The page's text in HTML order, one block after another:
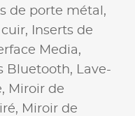
de porte métal,
Inserts de
Media,
Bluetooth,
Lave-
Miroir de
Miroir de